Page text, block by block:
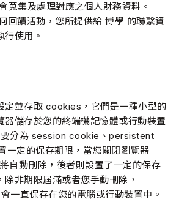
蒐集及處理對應之個人財務資料。
回饋活動，您所提供給 博學 的聯繫資
行使用。
定並存取 cookies，它們是一種小型的
器儲存於您的終端機記憶體或行動裝置
分為 session cookie、persistent
一定的保存期限，當您關閉瀏覽器
自動刪除，後者則設置了一定的保存
非期限屆滿或者您手動刪除，
一直保存在您的電腦或行動裝置中。